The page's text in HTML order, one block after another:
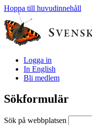
Hoppa till huvudinnehåll
Logga in
In English
Bli medlem
Sökformulär
Sök på webbplatsen